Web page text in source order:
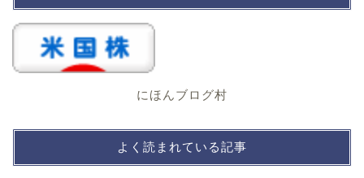
にほんブログ村
よく読まれている記事